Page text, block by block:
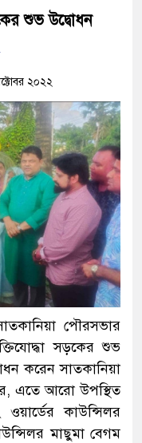
শুভ উদ্বোধন
২০২২
পৌরসভার
সড়কের শুভ
করেন সাতকানিয়া
এতে আরো উপস্থিত
কাউন্সিলর
মাছুমা বেগম